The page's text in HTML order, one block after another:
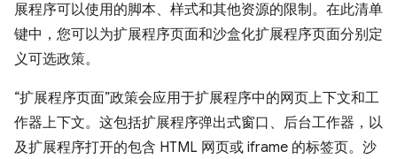
展程序可以使用的脚本、样式和其他资源的限制。在此清单
键中，您可以为扩展程序页面和沙盒化扩展程序页面分别定
义可选政策。
“扩展程序页面”政策会应用于扩展程序中的网页上下文和工
作器上下文。这包括扩展程序弹出式窗口、后台工作器，以
及扩展程序打开的包含 HTML 网页或 iframe 的标签页。沙